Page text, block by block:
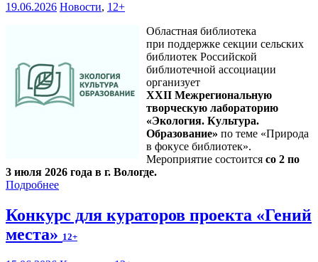
19.06.2026 Новости, 12+
Областная библиотека
при поддержке секции сельских
библиотек Российской
библиотечной ассоциации
организует
XXII Межрегиональную
творческую лабораторию
«Экология. Культура.
Образование» по теме «Природа
в фокусе библиотек».
Мероприятие состоится со 2 по
3 июля 2026 года в г. Вологде.
Подробнее
Конкурс для кураторов проекта «Гений
места» 12+